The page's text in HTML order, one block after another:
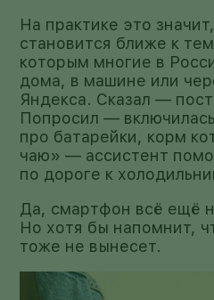
На практике это
становится ближе к
которым многие в
дома, в машине или
Яндекса. Сказал —
Попросил —
про батарейки, корм
чаю» — ассистент
по дороге к
Да, смартфон всё ещё
Но хотя бы напомнит,
тоже не вынесет.